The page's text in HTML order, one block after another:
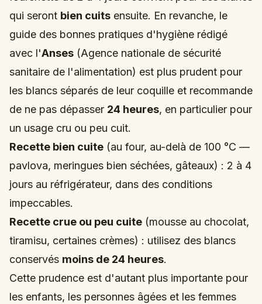
qui seront bien cuits ensuite. En revanche, le
guide des bonnes pratiques d'hygiène rédigé
avec l'Anses (Agence nationale de sécurité
sanitaire de l'alimentation) est plus prudent pour
les blancs séparés de leur coquille et recommande
de ne pas dépasser 24 heures, en particulier pour
un usage cru ou peu cuit.
Recette bien cuite (au four, au-delà de 100 °C —
pavlova, meringues bien séchées, gâteaux) : 2 à 4
jours au réfrigérateur, dans des conditions
impeccables.
Recette crue ou peu cuite (mousse au chocolat,
tiramisu, certaines crèmes) : utilisez des blancs
conservés moins de 24 heures.
Cette prudence est d'autant plus importante pour
les enfants, les personnes âgées et les femmes